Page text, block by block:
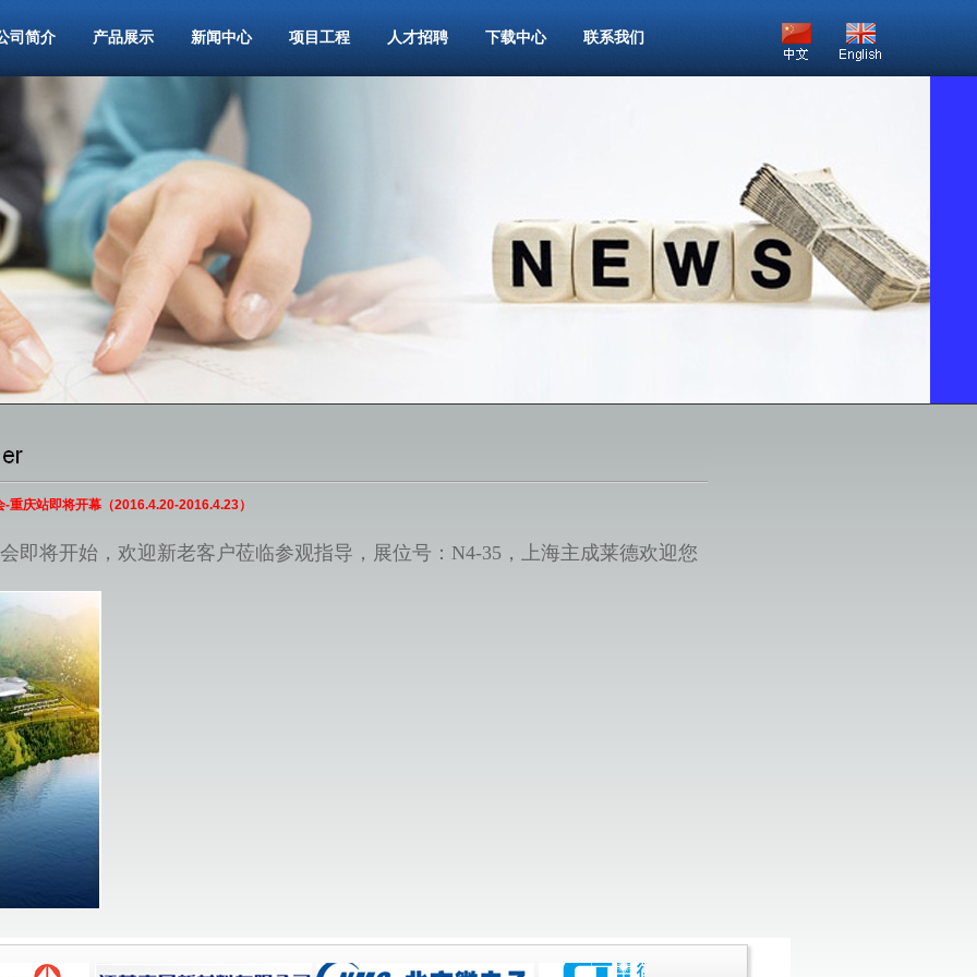
司简介 产品展示 新闻中心 项目工程 人才招聘 下载中心 联系我们
重庆站即将开幕（2016.4.20-2016.4.23）
即将开始，欢迎新老客户莅临参观指导，展位号：N4-35，上海主成莱德欢迎您